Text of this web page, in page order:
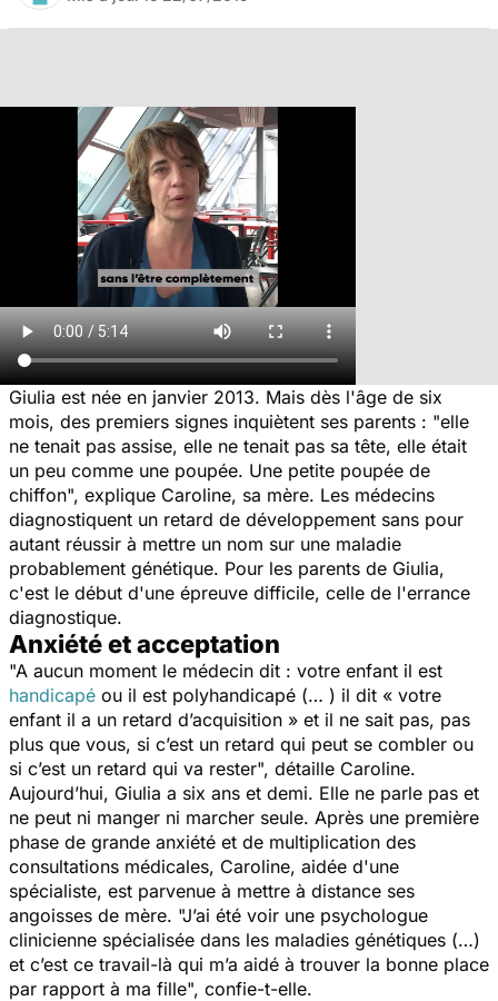
Giulia est née en janvier 2013. Mais dès l'âge de six
mois, des premiers signes inquiètent ses parents : "elle
ne tenait pas assise, elle ne tenait pas sa tête, elle était
un peu comme une poupée. Une petite poupée de
chiffon", explique Caroline, sa mère. Les médecins
diagnostiquent un retard de développement sans pour
autant réussir à mettre un nom sur une maladie
probablement génétique. Pour les parents de Giulia,
c'est le début d'une épreuve difficile, celle de l'errance
diagnostique.
Anxiété et acceptation
"A aucun moment le médecin dit : votre enfant il est
handicapé ou il est polyhandicapé (… ) il dit « votre
enfant il a un retard d’acquisition » et il ne sait pas, pas
plus que vous, si c’est un retard qui peut se combler ou
si c’est un retard qui va rester", détaille Caroline.
Aujourd’hui, Giulia a six ans et demi. Elle ne parle pas et
ne peut ni manger ni marcher seule. Après une première
phase de grande anxiété et de multiplication des
consultations médicales, Caroline, aidée d'une
spécialiste, est parvenue à mettre à distance ses
angoisses de mère. "J’ai été voir une psychologue
clinicienne spécialisée dans les maladies génétiques (…)
et c’est ce travail-là qui m’a aidé à trouver la bonne place
par rapport à ma fille", confie-t-elle.